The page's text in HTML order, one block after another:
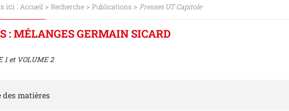
ici : Accueil> Recherche> Publications > Presses UT Capitole
: MÉLANGES GERMAIN SICARD
1 et VOLUME 2
des matières